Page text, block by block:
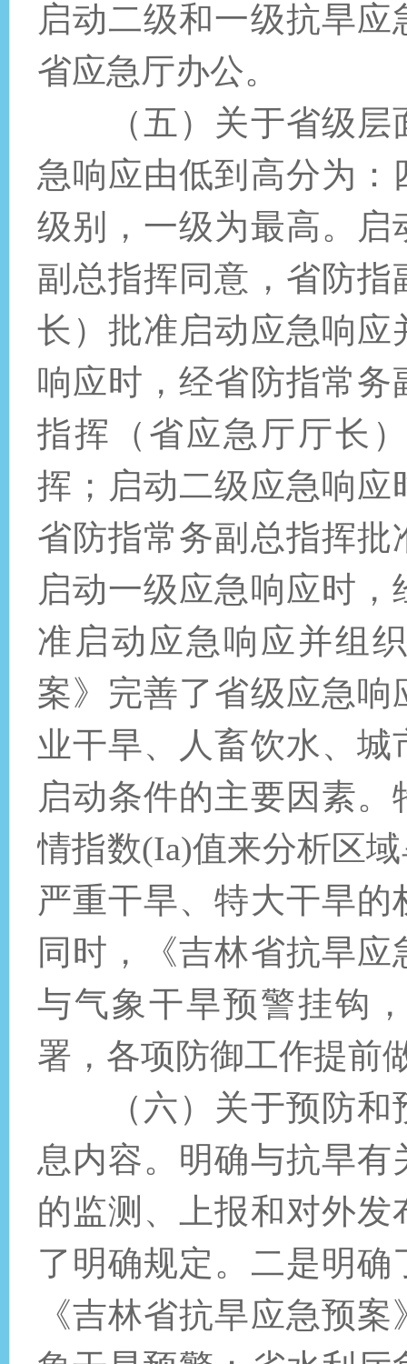
启动二级和一级抗旱
省应急厅办公。
（五）关于省级
急响应由低到高分为
级别，一级为最高。
副总指挥同意，省防
长）批准启动应急响
响应时，经省防指常
指挥（省应急厅厅长
挥；启动二级应急响
省防指常务副总指挥
启动一级应急响应时
准启动应急响应并组
案》完善了省级应急
业干旱、人畜饮水、
启动条件的主要因素
情指数(Ia)值来分析区
严重干旱、特大干旱
同时，《吉林省抗旱
与气象干旱预警挂钩
署，各项防御工作提前
（六）关于预防和
息内容。明确与抗旱
的监测、上报和对外
了明确规定。二是明
《吉林省抗旱应急预